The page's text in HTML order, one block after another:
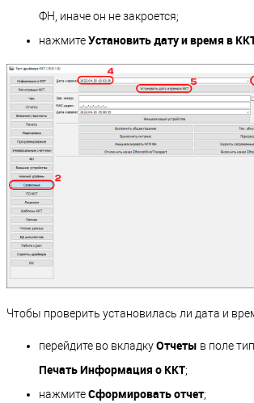
ФН, иначе он не закроется;
нажмитеУстановить дату и время в
Чтобы проверить установилась ли дата и
перейдите во вкладкуОтчеты в поле
Печать Информация о ККТ;
нажмитеСформировать отчет;